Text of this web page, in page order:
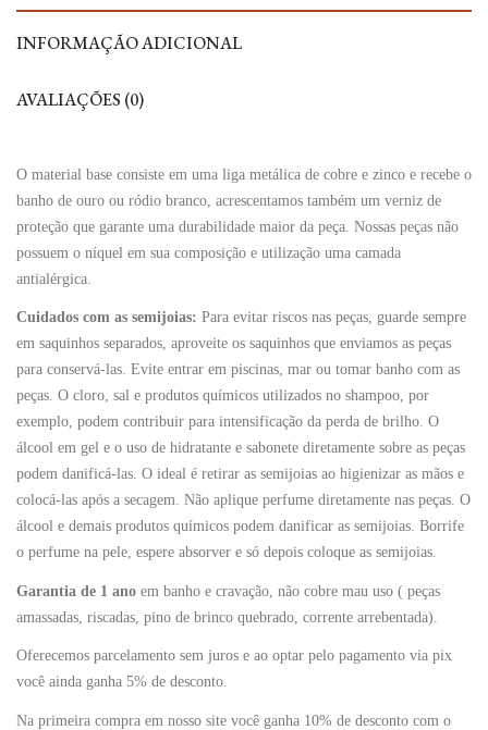
INFORMAÇÃO ADICIONAL
AVALIAÇÕES (0)
O material base consiste em uma liga metálica de cobre e zinco e recebe o
banho de ouro ou ródio branco, acrescentamos também um verniz de
proteção que garante uma durabilidade maior da peça. Nossas peças não
possuem o níquel em sua composição e utilização uma camada
antialérgica.
Cuidados com as semijoias: Para evitar riscos nas peças, guarde sempre
em saquinhos separados, aproveite os saquinhos que enviamos as peças
para conservá-las. Evite entrar em piscinas, mar ou tomar banho com as
peças. O cloro, sal e produtos químicos utilizados no shampoo, por
exemplo, podem contribuir para intensificação da perda de brilho. O
álcool em gel e o uso de hidratante e sabonete diretamente sobre as peças
podem danificá-las. O ideal é retirar as semijoias ao higienizar as mãos e
colocá-las após a secagem. Não aplique perfume diretamente nas peças. O
álcool e demais produtos químicos podem danificar as semijoias. Borrife
o perfume na pele, espere absorver e só depois coloque as semijoias.
Garantia de 1 ano em banho e cravação, não cobre mau uso ( peças
amassadas, riscadas, pino de brinco quebrado, corrente arrebentada).
Oferecemos parcelamento sem juros e ao optar pelo pagamento via pix
você ainda ganha 5% de desconto.
Na primeira compra em nosso site você ganha 10% de desconto com o